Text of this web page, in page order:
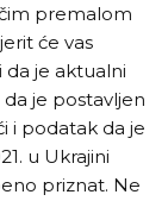
premalom
će vas
da je aktualni
je postavljen
i podatak da je
u Ukrajini
priznat. Ne